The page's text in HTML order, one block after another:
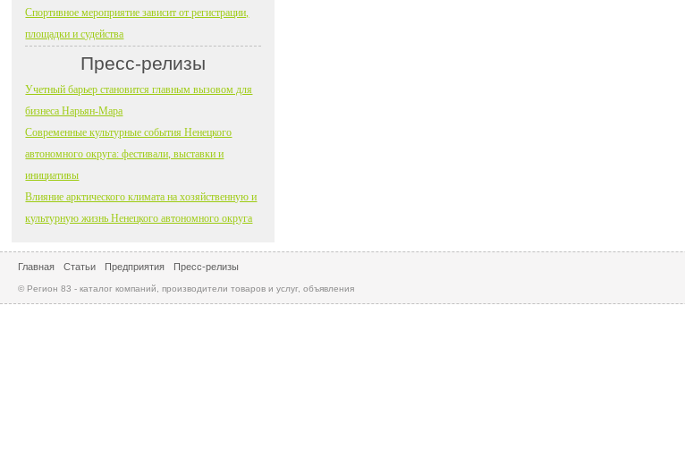
Спортивное мероприятие зависит от регистрации,
площадки и судейства
Пресс-релизы
Учетный барьер становится главным вызовом для
бизнеса Нарьян-Мара
Современные культурные события Ненецкого
автономного округа: фестивали, выставки и
инициативы
Влияние арктического климата на хозяйственную и
культурную жизнь Ненецкого автономного округа
Главная Статьи Предприятия Пресс-релизы
© Регион 83 - каталог компаний, производители товаров и услуг, объявления